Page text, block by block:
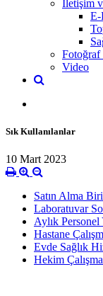
İletişim
E-
Fotoğraf
Video
Sık Kullanılanlar
10 Mart 2023
Satın Alma
Laboratuvar
Aylık
Hastane
Evde Sağlık
Hekim